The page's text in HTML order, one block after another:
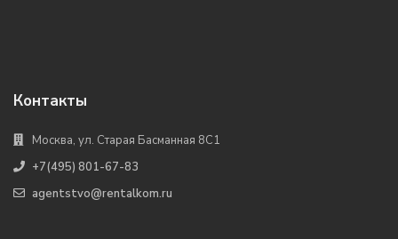
Контакты
Москва, ул. Старая Басманная 8С1
+7(495) 801-67-83
agentstvo@rentalkom.ru